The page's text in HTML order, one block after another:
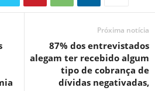
Próxima notícia
87% dos entrevistados
alegam ter recebido algum
tipo de cobrança de
dívidas negativadas,